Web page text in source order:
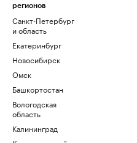
регионов
Санкт-Петербург
и область
Екатеринбург
Новосибирск
Омск
Башкортостан
Вологодская
область
Калининград